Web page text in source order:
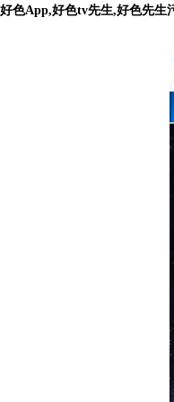
好色App,好色tv先生,好色先生